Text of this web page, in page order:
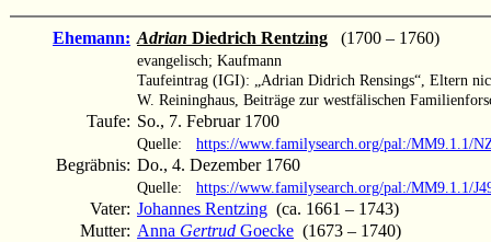
Ehemann: Adrian Diedrich Rentzing (1700 – 1760)
evangelisch; Kaufmann
Taufeintrag (IGI): „Adrian Didrich Rensings“, Eltern
W. Reininghaus, Beiträge zur westfälischen
Taufe: So., 7. Februar 1700
Quelle: https://www.familysearch.org/pal:/MM9.1.1/
Begräbnis: Do., 4. Dezember 1760
Quelle: https://www.familysearch.org/pal:/MM9.1.1/
Vater: Johannes Rentzing (ca. 1661 – 1743)
Mutter: Anna Gertrud Goecke (1673 – 1740)